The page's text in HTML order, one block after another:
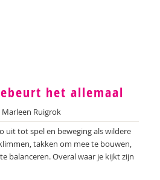
het allemaal
Marleen Ruigrok
uit tot spel en beweging als wildere
takken om mee te bouwen,
balanceren. Overal waar je kijkt zijn